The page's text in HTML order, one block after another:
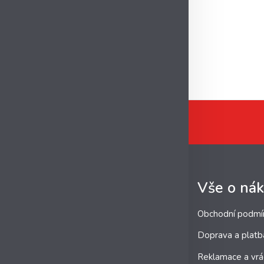
Vše o
Obchodní
Doprava a
Reklamace a